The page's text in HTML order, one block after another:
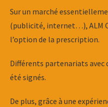
Sur un marché
(publicité, internet…), ALM
l’option de la prescription.
Différents partenariats avec
été signés.
De plus, grâce à une